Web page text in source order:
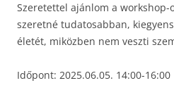
Szeretettel ajánlom a
szeretné tudatosabban,
életét, miközben nem veszti
Időpont: 2025.06.05. 14:00-16:00